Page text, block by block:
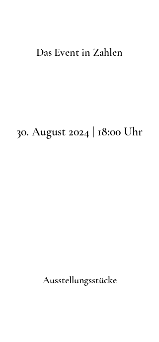
Das Event in Zahlen
30. August 2024 | 18:00 Uhr
Ausstellungsstücke